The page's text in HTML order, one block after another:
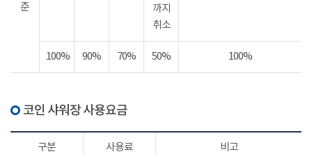
준
까지
취소
100% 90% 70% 50% 100%
코인 샤워장 사용요금
구분 사용료 비고